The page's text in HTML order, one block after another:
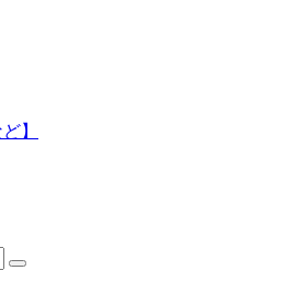
丹波篠山スタイル
や最新ニュース、地域の魅力や特
】